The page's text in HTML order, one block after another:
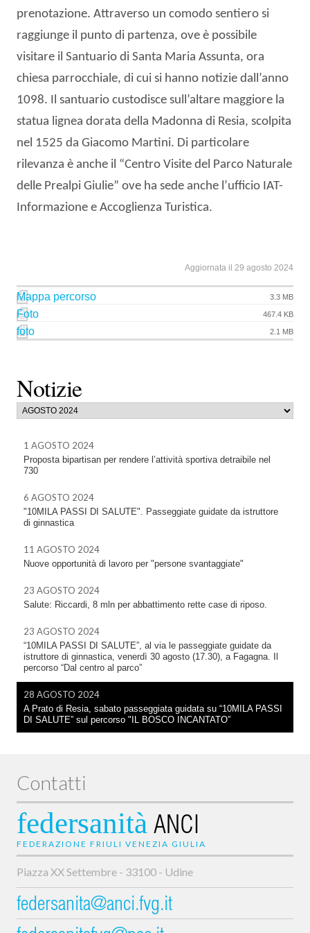
Notizie
1 AGOSTO 2024
Proposta bipartisan per rendere l’attività sportiva detraibile nel
730
6 AGOSTO 2024
"10MILA PASSI DI SALUTE". Passeggiate guidate da istruttore
di ginnastica
11 AGOSTO 2024
Nuove opportunità di lavoro per "persone svantaggiate"
23 AGOSTO 2024
Salute: Riccardi, 8 mln per abbattimento rette case di riposo.
23 AGOSTO 2024
“10MILA PASSI DI SALUTE”, al via le passeggiate guidate da
istruttore di ginnastica, venerdì 30 agosto (17.30), a Fagagna. Il
percorso “Dal centro al parco”
28 AGOSTO 2024
A Prato di Resia, sabato passeggiata guidata su “10MILA PASSI
DI SALUTE” sul percorso "IL BOSCO INCANTATO”
prenotazione. Attraverso un comodo sentiero si
raggiunge il punto di partenza, ove è possibile
visitare il Santuario di Santa Maria Assunta, ora
chiesa parrocchiale, di cui si hanno notizie dall’anno
1098. Il santuario custodisce sull’altare maggiore la
statua lignea dorata della Madonna di Resia, scolpita
nel 1525 da Giacomo Martini. Di particolare
rilevanza è anche il “Centro Visite del Parco Naturale
delle Prealpi Giulie” ove ha sede anche l’ufficio IAT-
Informazione e Accoglienza Turistica.
Aggiornata il 29 agosto 2024
Mappa percorso 3.3 MB
Foto 467.4 KB
foto 2.1 MB
Contatti
federsanità ANCI
FEDERAZIONE FRIULI VENEZIA GIULIA
Piazza XX Settembre - 33100 - Udine
federsanita@anci.fvg.it